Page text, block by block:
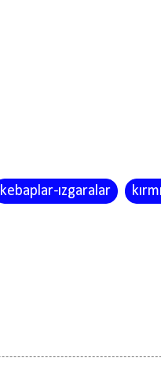
kebaplar-ızgaralar